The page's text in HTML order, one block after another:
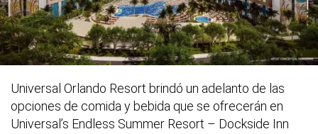
Universal Orlando Resort brindó un adelanto de las
opciones de comida y bebida que se ofrecerán en
Universal’s Endless Summer Resort – Dockside Inn